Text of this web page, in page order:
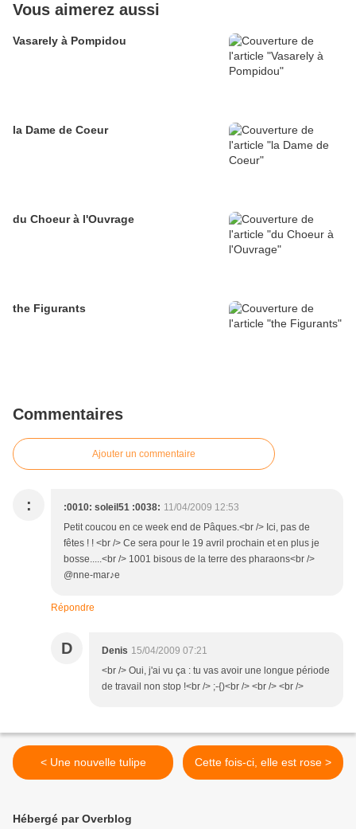
Vous aimerez aussi
Vasarely à Pompidou
la Dame de Coeur
du Choeur à l'Ouvrage
the Figurants
Commentaires
Ajouter un commentaire
: :0010: soleil51 :0038: 11/04/2009 12:53
Petit coucou en ce week end de Pâques.<br /> Ici, pas de
fêtes ! ! <br /> Ce sera pour le 19 avril prochain et en plus je
bosse.....<br /> 1001 bisous de la terre des pharaons<br />
@nne-mar♪e
Répondre
D Denis 15/04/2009 07:21
<br /> Oui, j'ai vu ça : tu vas avoir une longue période
de travail non stop !<br /> ;-{)<br /> <br /> <br />
< Une nouvelle tulipe Cette fois-ci, elle est rose >
Hébergé par Overblog